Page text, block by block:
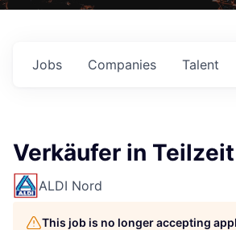
Jobs Companies Talent
Verkäufer in
ALDI Nord
This job is no longer accepting